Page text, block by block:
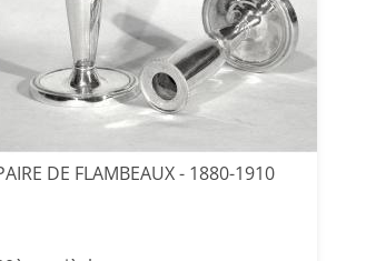
DE FLAMBEAUX - 1880-1910